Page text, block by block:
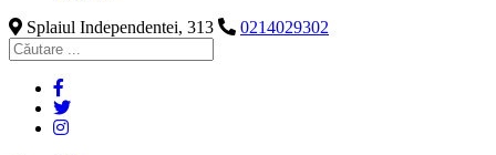
Splaiul Independentei, 313
0214029302